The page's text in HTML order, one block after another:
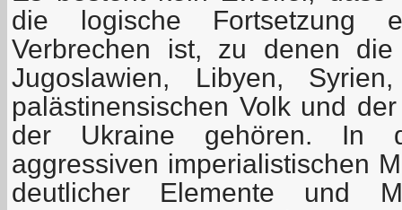
die logische Fortsetzung
Verbrechen ist, zu denen
Jugoslawien, Libyen,
palästinensischen Volk und
der Ukraine gehören. In
aggressiven imperialistischen
deutlicher Elemente und